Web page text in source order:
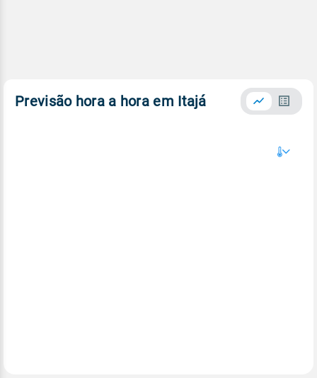
Previsão hora a hora em Itajá